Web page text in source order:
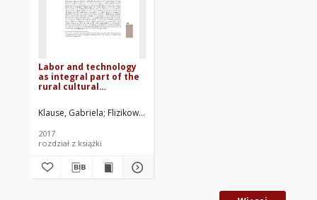
Labor and technology
as integral part of the
rural cultural
Klause, Gabriela Flizikowski, Józef. Red.
2017
rozdział z książki